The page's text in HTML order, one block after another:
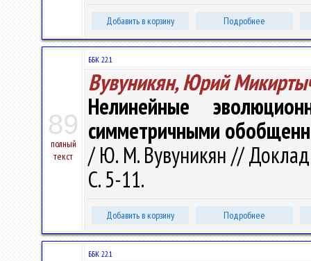
Добавить в корзину Подробнее
89
полный
текст
ББК 22.1
Вувуникян, Юрий
Нелинейные
симметричными
/ Ю. М. Вувуникян //
С. 5-11.
Добавить в корзину Подробнее
ББК 22.1